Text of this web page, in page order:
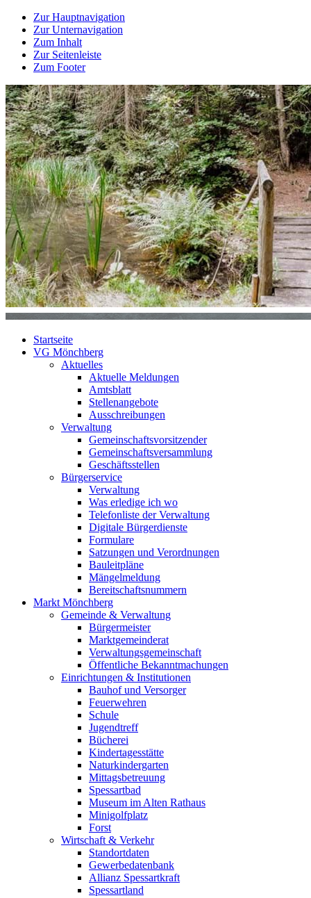
Zur Hauptnavigation
Zur Unternavigation
Zum Inhalt
Zur Seitenleiste
Zum Footer
Startseite
VG Mönchberg
Aktuelles
Aktuelle Meldungen
Amtsblatt
Stellenangebote
Ausschreibungen
Verwaltung
Gemeinschaftsvorsitzender
Gemeinschaftsversammlung
Geschäftsstellen
Bürgerservice
Verwaltung
Was erledige ich wo
Telefonliste der Verwaltung
Digitale Bürgerdienste
Formulare
Satzungen und Verordnungen
Bauleitpläne
Mängelmeldung
Bereitschaftsnummern
Markt Mönchberg
Gemeinde & Verwaltung
Bürgermeister
Marktgemeinderat
Verwaltungsgemeinschaft
Öffentliche Bekanntmachungen
Einrichtungen & Institutionen
Bauhof und Versorger
Feuerwehren
Schule
Jugendtreff
Bücherei
Kindertagesstätte
Naturkindergarten
Mittagsbetreuung
Spessartbad
Museum im Alten Rathaus
Minigolfplatz
Forst
Wirtschaft & Verkehr
Standortdaten
Gewerbedatenbank
Allianz Spessartkraft
Spessartland